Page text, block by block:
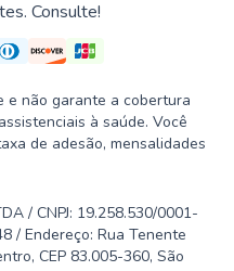
Consulte!
e não garante a cobertura
à saúde. Você
de adesão, mensalidades
/ CNPJ: 19.258.530/0001-
/ Endereço: Rua Tenente
CEP 83.005-360, São